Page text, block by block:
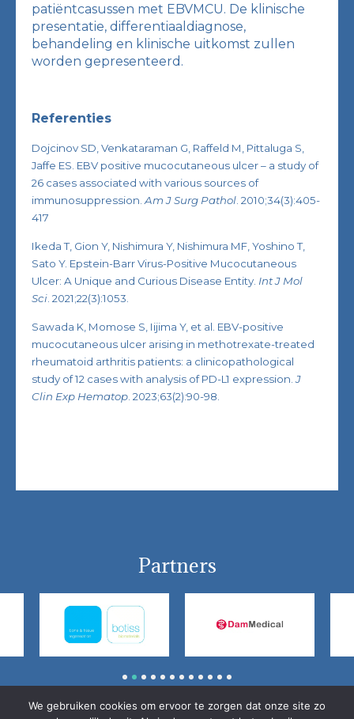
patiëntcasussen met EBVMCU. De klinische
presentatie, differentiaaldiagnose,
behandeling en klinische uitkomst zullen
worden gepresenteerd.
Referenties
Dojcinov SD, Venkataraman G, Raffeld M, Pittaluga S,
Jaffe ES. EBV positive mucocutaneous ulcer – a study of
26 cases associated with various sources of
immunosuppression. Am J Surg Pathol . 2010;34(3):405-
417
Ikeda T, Gion Y, Nishimura Y, Nishimura MF, Yoshino T,
Sato Y. Epstein-Barr Virus-Positive Mucocutaneous
Ulcer: A Unique and Curious Disease Entity. Int J Mol
Sci . 2021;22(3):1053.
Sawada K, Momose S, Iijima Y, et al. EBV-positive
mucocutaneous ulcer arising in methotrexate-treated
rheumatoid arthritis patients: a clinicopathological
study of 12 cases with analysis of PD-L1 expression.J
Clin Exp Hematop. 2023;63(2):90-98.
Partners
5 6 7 8 9 1011 12
We gebruiken cookies om ervoor te zorgen dat onze site zo